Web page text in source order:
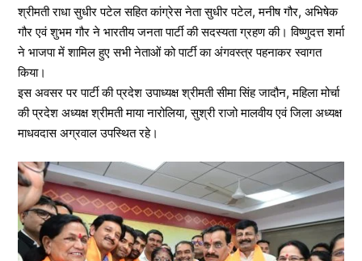
श्रीमती राधा सुधीर पटेल सहित कांग्रेस नेता सुधीर पटेल, मनीष गौर, अभिषेक
गौर एवं शुभम गौर ने भारतीय जनता पार्टी की सदस्यता ग्रहण की। विष्णुदत्त शर्मा
ने भाजपा में शामिल हुए सभी नेताओं को पार्टी का अंगवस्त्र पहनाकर स्वागत
किया।
इस अवसर पर पार्टी की प्रदेश उपाध्यक्ष श्रीमती सीमा सिंह जादौन, महिला मोर्चा
की प्रदेश अध्यक्ष श्रीमती माया नारोलिया, सुश्री राजो मालवीय एवं जिला अध्यक्ष
माधवदास अग्रवाल उपस्थित रहे।